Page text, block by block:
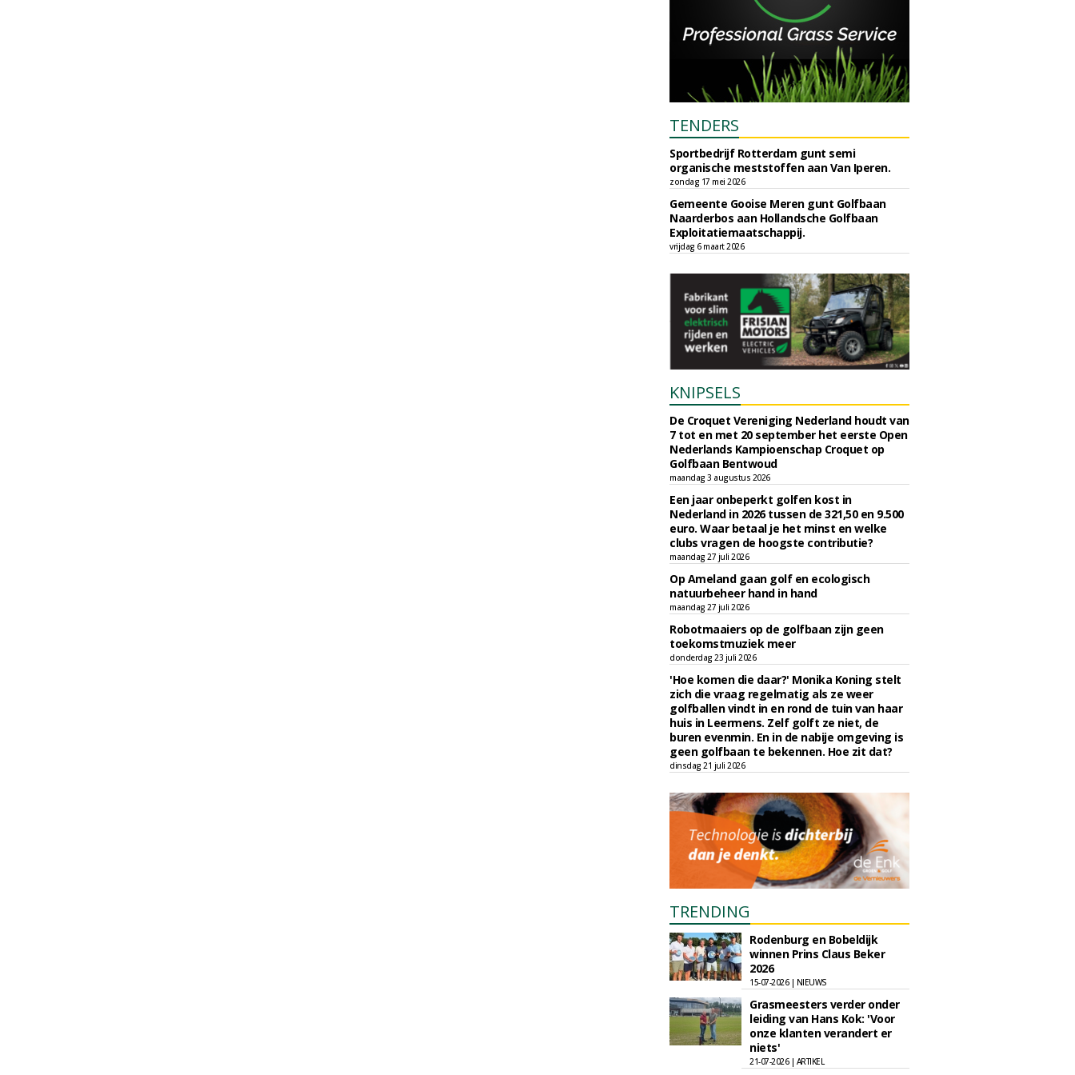
TENDERS
Sportbedrijf Rotterdam gunt semi
organische meststoffen aan Van Iperen.
zondag 17 mei 2026
Gemeente Gooise Meren gunt Golfbaan
Naarderbos aan Hollandsche Golfbaan
Exploitatiemaatschappij.
vrijdag 6 maart 2026
KNIPSELS
De Croquet Vereniging Nederland houdt van
7 tot en met 20 september het eerste Open
Nederlands Kampioenschap Croquet op
Golfbaan Bentwoud
maandag 3 augustus 2026
Een jaar onbeperkt golfen kost in
Nederland in 2026 tussen de 321,50 en 9.500
euro. Waar betaal je het minst en welke
clubs vragen de hoogste contributie?
maandag 27 juli 2026
Op Ameland gaan golf en ecologisch
natuurbeheer hand in hand
maandag 27 juli 2026
Robotmaaiers op de golfbaan zijn geen
toekomstmuziek meer
donderdag 23 juli 2026
'Hoe komen die daar?' Monika Koning stelt
zich die vraag regelmatig als ze weer
golfballen vindt in en rond de tuin van haar
huis in Leermens. Zelf golft ze niet, de
buren evenmin. En in de nabije omgeving is
geen golfbaan te bekennen. Hoe zit dat?
dinsdag 21 juli 2026
TRENDING
Rodenburg en Bobeldijk
winnen Prins Claus Beker
2026
15-07-2026 | NIEUWS
Grasmeesters verder onder
leiding van Hans Kok: 'Voor
onze klanten verandert er
niets'
21-07-2026 | ARTIKEL